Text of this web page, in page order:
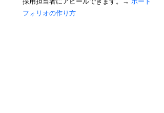
フォリオの作り方